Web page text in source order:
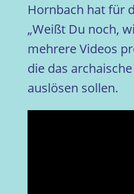
Hornbach hat für
„Weißt Du noch,
mehrere Videos
die das
auslösen sollen.